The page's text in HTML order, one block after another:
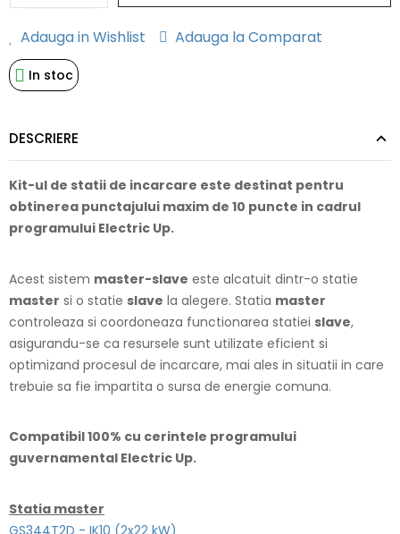
Adauga in Wishlist Adauga la Comparat
In stoc
DESCRIERE
Kit-ul de statii de incarcare este destinat pentru
obtinerea punctajului maxim de 10 puncte in cadrul
programului Electric Up.
Acest sistem master-slave este alcatuit dintr-o statie
master si o statie slave la alegere. Statia master
controleaza si coordoneaza functionarea statiei slave,
asigurandu-se ca resursele sunt utilizate eficient si
optimizand procesul de incarcare, mai ales in situatii in care
trebuie sa fie impartita o sursa de energie comuna.
Compatibil 100% cu cerintele programului
guvernamental Electric Up.
Statia master